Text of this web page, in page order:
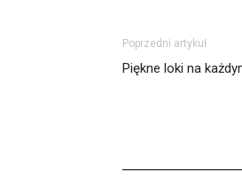
Poprzedni artykuł
Piękne loki na